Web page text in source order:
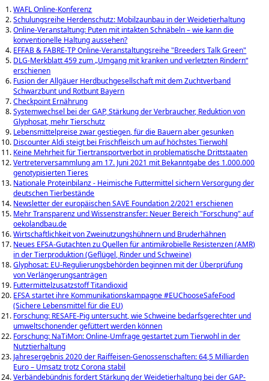
WAFL Online-Konferenz
Schulungsreihe Herdenschutz: Mobilzaunbau in der Weidetierhaltung
Online-Veranstaltung: Puten mit intakten Schnäbeln – wie kann die
konventionelle Haltung aussehen?
EFFAB & FABRE-TP Online-Veranstaltungsreihe "Breeders Talk Green"
DLG-Merkblatt 459 zum „Umgang mit kranken und verletzten Rindern“
erschienen
Fusion der Allgäuer Herdbuchgesellschaft mit dem Zuchtverband
Schwarzbunt und Rotbunt Bayern
Checkpoint Ernährung
Systemwechsel bei der GAP, Stärkung der Verbraucher, Reduktion von
Glyphosat, mehr Tierschutz
Lebensmittelpreise zwar gestiegen, für die Bauern aber gesunken
Discounter Aldi steigt bei Frischfleisch um auf höchstes Tierwohl
Keine Mehrheit für Tiertransportverbot in problematische Drittstaaten
Vertreterversammlung am 17. Juni 2021 mit Bekanntgabe des 1.000.000
genotypisierten Tieres
Nationale Proteinbilanz - Heimische Futtermittel sichern Versorgung der
deutschen Tierbestände
Newsletter der europäischen SAVE Foundation 2/2021 erschienen
Mehr Transparenz und Wissenstransfer: Neuer Bereich "Forschung" auf
oekolandbau.de
Wirtschaftlichkeit von Zweinutzungshühnern und Bruderhähnen
Neues EFSA-Gutachten zu Quellen für antimikrobielle Resistenzen (AMR)
in der Tierproduktion (Geflügel, Rinder und Schweine)
Glyphosat: EU-Regulierungsbehörden beginnen mit der Überprüfung
von Verlängerungsanträgen
Futtermittelzusatzstoff Titandioxid
EFSA startet ihre Kommunikationskampagne #EUChooseSafeFood
(Sichere Lebensmittel für die EU)
Forschung: RESAFE-Pig untersucht, wie Schweine bedarfsgerechter und
umweltschonender gefüttert werden können
Forschung: NaTiMon: Online-Umfrage gestartet zum Tierwohl in der
Nutztierhaltung
Jahresergebnis 2020 der Raiffeisen-Genossenschaften: 64,5 Milliarden
Euro – Umsatz trotz Corona stabil
Verbändebündnis fordert Stärkung der Weidetierhaltung bei der GAP-